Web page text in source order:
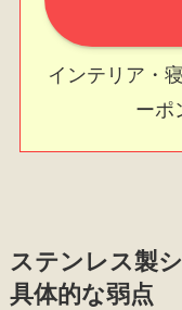
インテリア・
ーポ
ステンレス製
具体的な弱点